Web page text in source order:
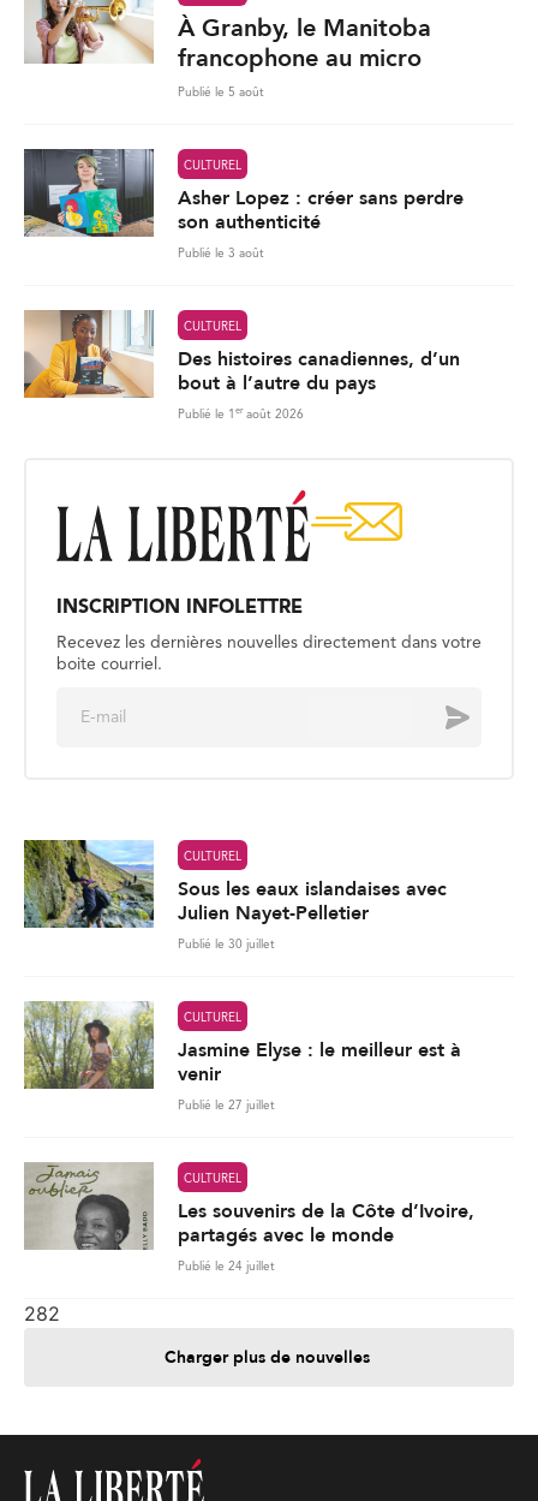
À Granby, le Manitoba
francophone au micro
Publié le 5 août
CULTUREL
Asher Lopez : créer sans perdre
son authenticité
Publié le 3 août
CULTUREL
Des histoires canadiennes, d’un
bout à l’autre du pays
Publié le 1 er août 2026
INSCRIPTION INFOLETTRE
Recevez les dernières nouvelles directement dans votre
boite courriel.
Envoyer
CULTUREL
Sous les eaux islandaises avec
Julien Nayet-Pelletier
Publié le 30 juillet
CULTUREL
Jasmine Elyse : le meilleur est à
venir
Publié le 27 juillet
CULTUREL
Les souvenirs de la Côte d’Ivoire,
partagés avec le monde
Publié le 24 juillet
282
Charger plus de nouvelles